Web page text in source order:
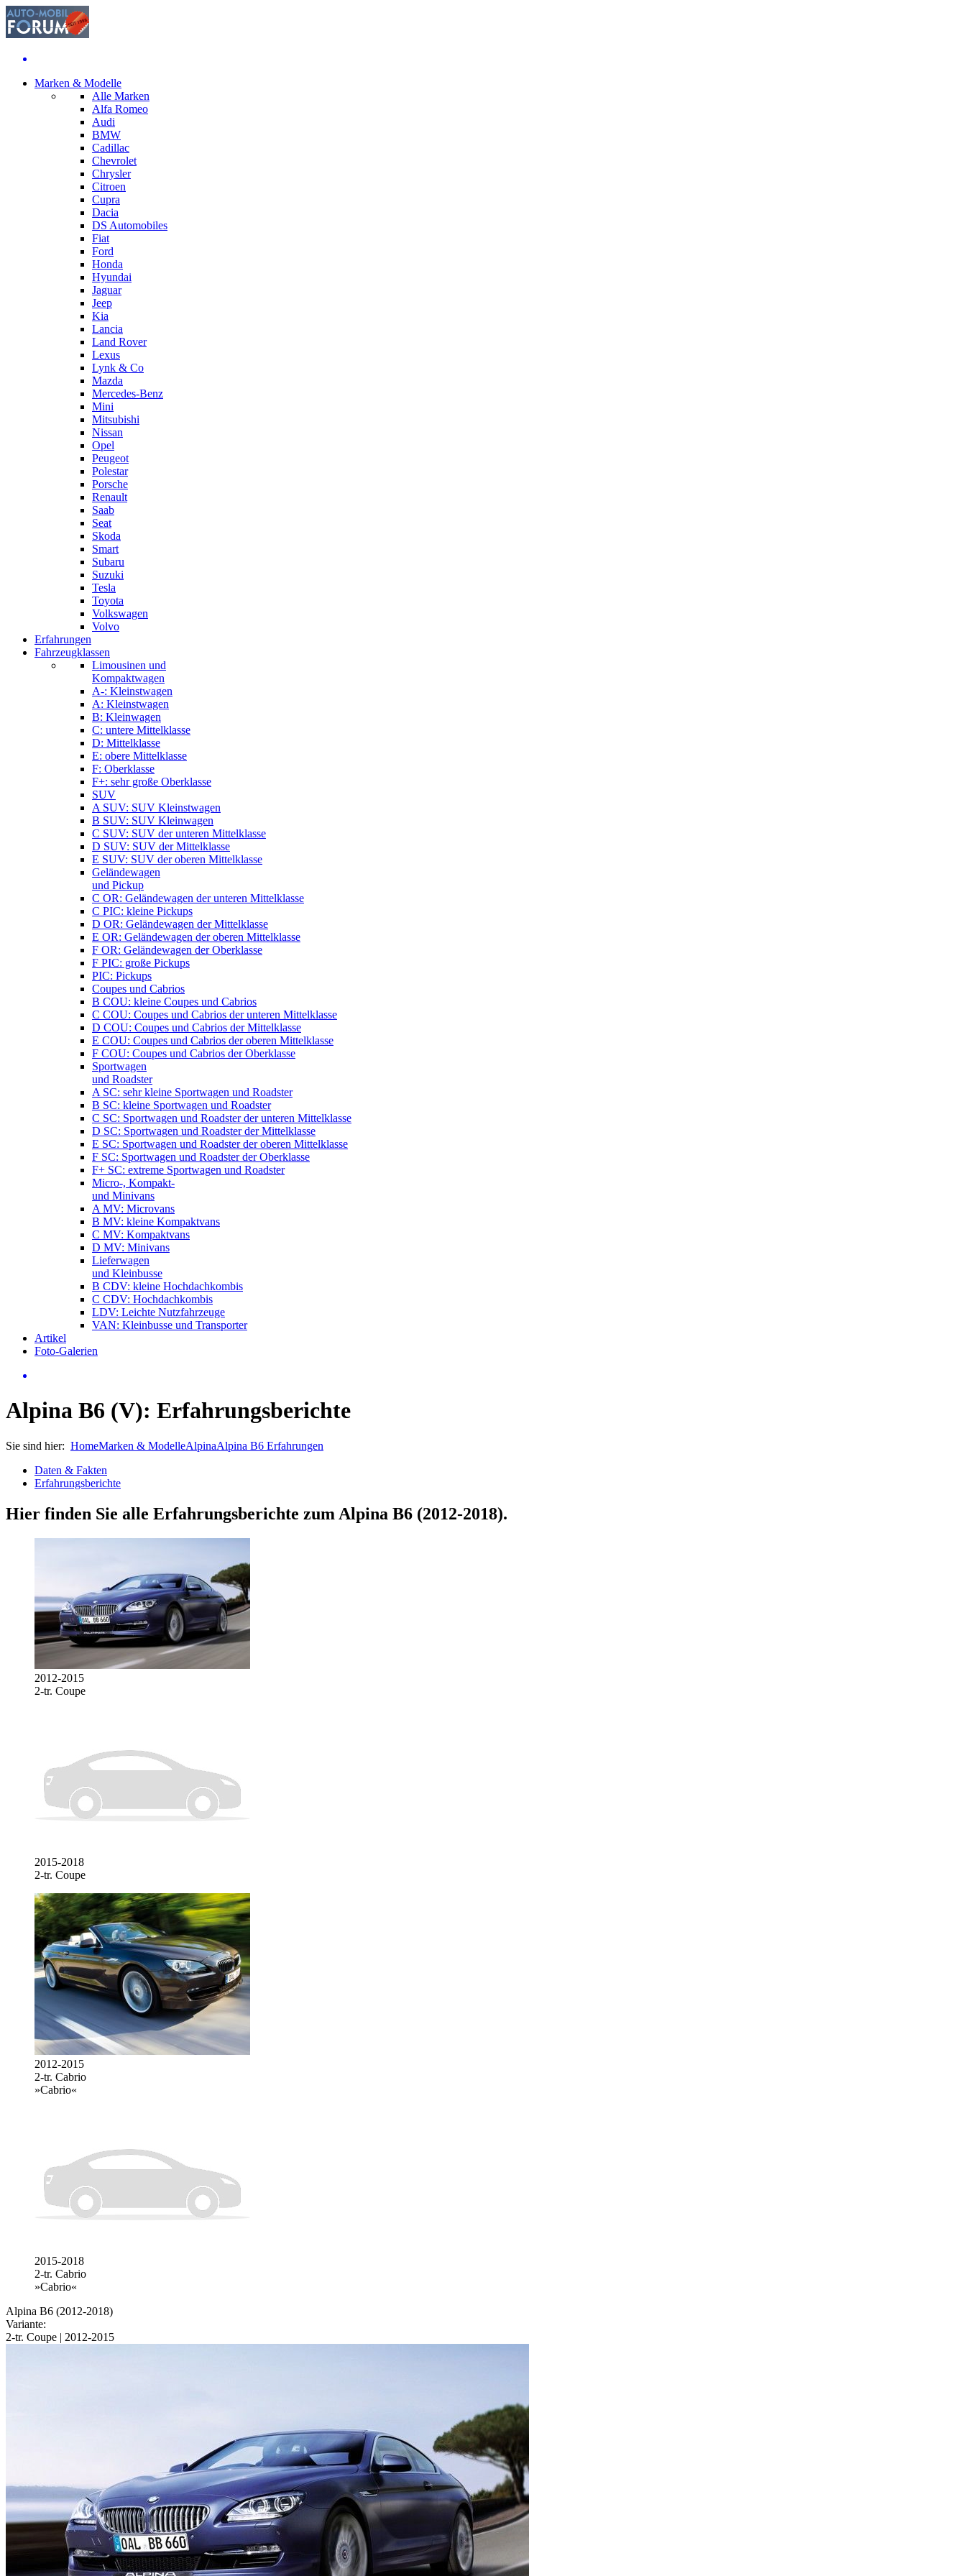
Marken & Modelle
Alle Marken
Alfa Romeo
Audi
BMW
Cadillac
Chevrolet
Chrysler
Citroen
Cupra
Dacia
DS Automobiles
Fiat
Ford
Honda
Hyundai
Jaguar
Jeep
Kia
Lancia
Land Rover
Lexus
Lynk & Co
Mazda
Mercedes-Benz
Mini
Mitsubishi
Nissan
Opel
Peugeot
Polestar
Porsche
Renault
Saab
Seat
Skoda
Smart
Subaru
Suzuki
Tesla
Toyota
Volkswagen
Volvo
Erfahrungen
Fahrzeugklassen
Limousinen und
Kompaktwagen
A-: Kleinstwagen
A: Kleinstwagen
B: Kleinwagen
C: untere Mittelklasse
D: Mittelklasse
E: obere Mittelklasse
F: Oberklasse
F+: sehr große Oberklasse
SUV
A SUV: SUV Kleinstwagen
B SUV: SUV Kleinwagen
C SUV: SUV der unteren Mittelklasse
D SUV: SUV der Mittelklasse
E SUV: SUV der oberen Mittelklasse
Geländewagen
und Pickup
C OR: Geländewagen der unteren Mittelklasse
C PIC: kleine Pickups
D OR: Geländewagen der Mittelklasse
E OR: Geländewagen der oberen Mittelklasse
F OR: Geländewagen der Oberklasse
F PIC: große Pickups
PIC: Pickups
Coupes und Cabrios
B COU: kleine Coupes und Cabrios
C COU: Coupes und Cabrios der unteren Mittelklasse
D COU: Coupes und Cabrios der Mittelklasse
E COU: Coupes und Cabrios der oberen Mittelklasse
F COU: Coupes und Cabrios der Oberklasse
Sportwagen
und Roadster
A SC: sehr kleine Sportwagen und Roadster
B SC: kleine Sportwagen und Roadster
C SC: Sportwagen und Roadster der unteren Mittelklasse
D SC: Sportwagen und Roadster der Mittelklasse
E SC: Sportwagen und Roadster der oberen Mittelklasse
F SC: Sportwagen und Roadster der Oberklasse
F+ SC: extreme Sportwagen und Roadster
Micro-, Kompakt-
und Minivans
A MV: Microvans
B MV: kleine Kompaktvans
C MV: Kompaktvans
D MV: Minivans
Lieferwagen
und Kleinbusse
B CDV: kleine Hochdachkombis
C CDV: Hochdachkombis
LDV: Leichte Nutzfahrzeuge
VAN: Kleinbusse und Transporter
Artikel
Foto-Galerien
Alpina B6 (V): Erfahrungsberichte
Sie sind hier: HomeMarken & ModelleAlpinaAlpina B6 Erfahrungen
Daten & Fakten
Erfahrungsberichte
Hier finden Sie alle Erfahrungsberichte zum Alpina B6 (2012-2018).
2012-2015
2-tr. Coupe
2015-2018
2-tr. Coupe
2012-2015
2-tr. Cabrio
»Cabrio«
2015-2018
2-tr. Cabrio
»Cabrio«
Alpina B6 (2012-2018)
Variante:
2-tr. Coupe | 2012-2015